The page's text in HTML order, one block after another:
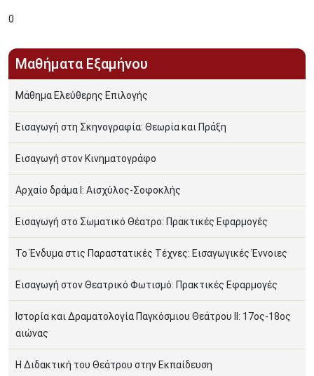
0
Μαθήματα Εξαμήνου
Μάθημα Ελεύθερης Επιλογής
Εισαγωγή στη Σκηνογραφία: Θεωρία και Πράξη
Εισαγωγή στον Κινηματογράφο
Αρχαίο δράμα Ι: Αισχύλος-Σοφοκλής
Εισαγωγή στο Σωματικό Θέατρο: Πρακτικές Εφαρμογές
Το Ένδυμα στις Παραστατικές Τέχνες: Εισαγωγικές Έννοιες
Εισαγωγή στον Θεατρικό Φωτισμό: Πρακτικές Εφαρμογές
Ιστορία και Δραματολογία Παγκόσμιου Θεάτρου ΙΙ: 17ος-18ος
αιώνας
H Διδακτική του Θεάτρου στην Εκπαίδευση